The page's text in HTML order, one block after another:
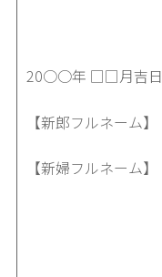
20○○年 □□月吉日
【新郎フルネーム】
【新婦フルネーム】